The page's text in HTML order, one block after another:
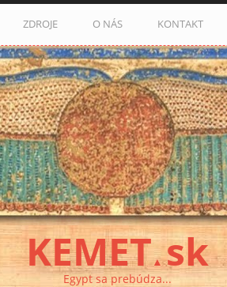
ZDROJE O NÁS KONTAKT
KEMET▲sk
Egypt sa prebúdza...